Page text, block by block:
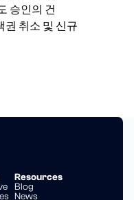
승인의 건
권 취소 및 신규
Resources
Blog
News